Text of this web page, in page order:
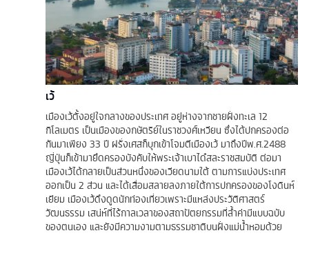
เว้
เมืองเว้ตั้งอยู่ใจกลางของประเทศ อยู่ห่างจากชายฝั่งทะเล 12
กิโลเมตร เป็นเมืองของกษัตริย์ในราชวงศ์เหวียน ซึ่งได้ปกครองต่อ
กันมาเพียง 33 ปี ฝรั่งเศสก็บุกเข้าโจมตีเมืองเว้ มาถึงปีพ.ศ.2488
ญี่ปุ่นก็เข้ามายึดครองบังคับให้พระเจ้าเบาได๋สละราชสมบัติ ต่อมา
เมืองเว้ได้กลายเป็นส่วนหนึ่งของเวียดนามใต้ ตามการแบ่งประเทศ
ออกเป็น 2 ส่วน และได้เสื่อมสลายลงภายใต้การปกครองของโงดินห์
เยียม เมืองเว้ดึงดูดนักท่องเที่ยวเพราะมีแหล่งประวัติศาสตร์
วัฒนธรรม เสน่ห์ที่ไร้กาลเวลาของสถาปัตยกรรมที่ล้ำค่ามีแบบฉบับ
ของตนเอง และยังมีความงามตามธรรมชาติบนฝั่งแม่น้ำหอมด้วย